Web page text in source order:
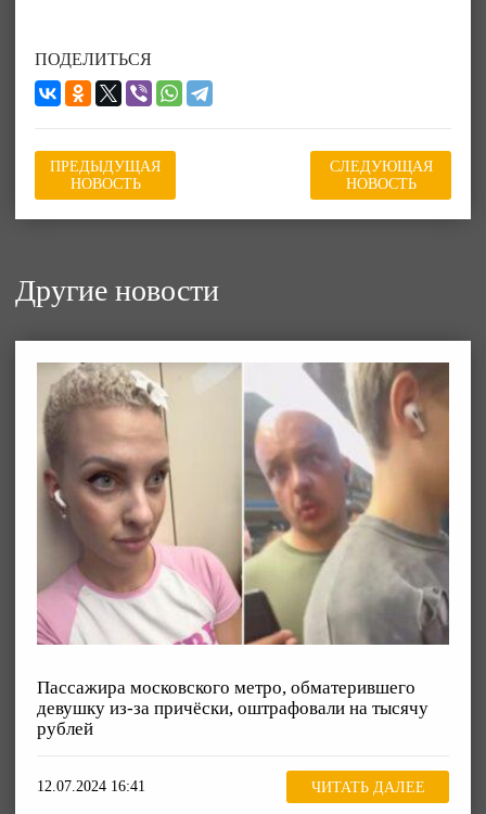
ПОДЕЛИТЬСЯ
ПРЕДЫДУЩАЯ
НОВОСТЬ
СЛЕДУЮЩАЯ
НОВОСТЬ
Другие новости
Пассажира московского метро, обматерившего
девушку из-за причёски, оштрафовали на тысячу
рублей
12.07.2024 16:41 ЧИТАТЬ ДАЛЕЕ